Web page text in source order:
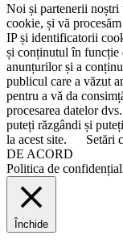
Noi și partenerii
cookie, și vă
IP și identificatorii
și conținutul în funcție
anunțurilor și a
publicul care a văzut
pentru a vă da
procesarea datelor
puteți răzgândi și
la acest site.
Setări
DE ACORD
Politica de
Închide